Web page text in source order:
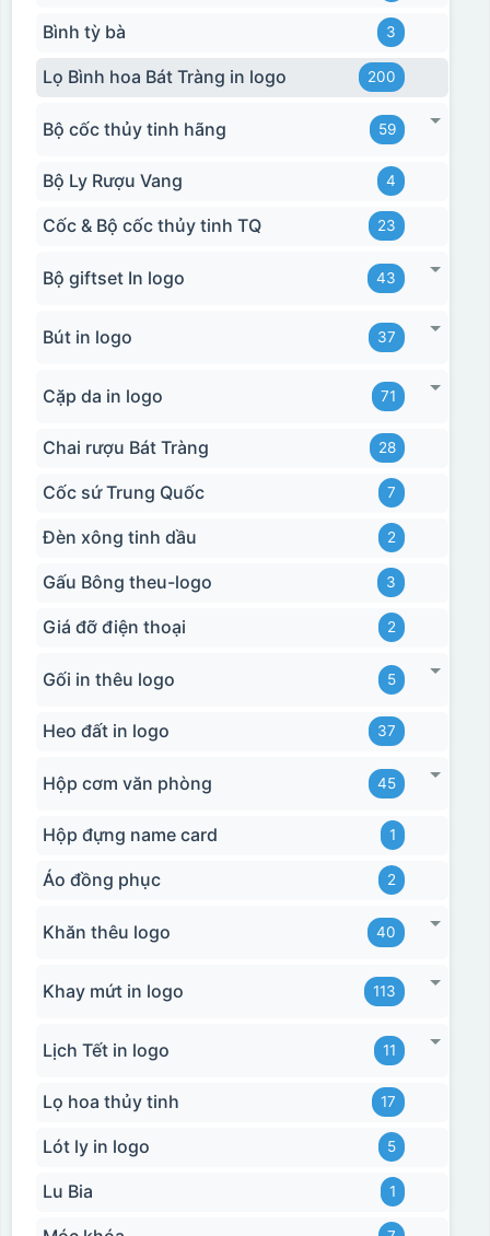
Hộp xi ly sứ
Bình tỳ bà 3
Lọ Bình hoa Bát Tràng in logo 200
Bộ cốc thủy tinh hãng 59
Bộ Ly Rượu Vang 4
Cốc & Bộ cốc thủy tinh TQ 23
Bộ giftset In logo 43
Bút in logo 37
Cặp da in logo 71
Chai rượu Bát Tràng 28
Cốc sứ Trung Quốc 7
Đèn xông tinh dầu 2
Gấu Bông theu-logo 3
Giá đỡ điện thoại 2
Gối in thêu logo 5
Heo đất in logo 37
Hộp cơm văn phòng 45
Hộp đựng name card 1
Áo đồng phục 2
Khăn thêu logo 40
Khay mứt in logo 113
Lịch Tết in logo 11
Lọ hoa thủy tinh 17
Lót ly in logo 5
Lu Bia 1